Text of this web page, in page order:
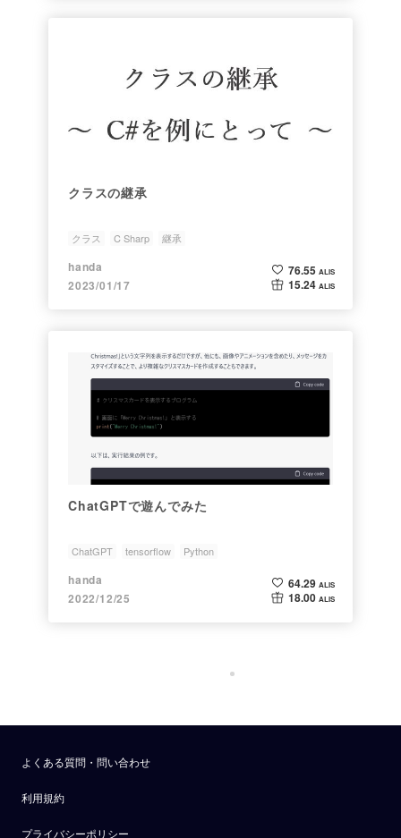
クラスの継承
クラス C Sharp 継承
handa
2023/01/17
76.55 ALIS
15.24 ALIS
ChatGPTで遊んでみた
ChatGPT tensorflow Python
handa
2022/12/25
64.29 ALIS
18.00 ALIS
よくある質問・問い合わせ
利用規約
プライバシーポリシー